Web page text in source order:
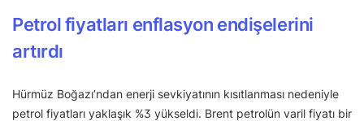
Petrol fiyatları enflasyon endişelerini
artırdı
Hürmüz Boğazı’ndan enerji sevkiyatının kısıtlanması nedeniyle
petrol fiyatları yaklaşık %3 yükseldi. Brent petrolün varil fiyatı bir